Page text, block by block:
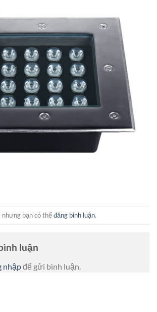
nhưng bạn có thểđăng bình luận.
luận
nhậpđể gửi bình luận.